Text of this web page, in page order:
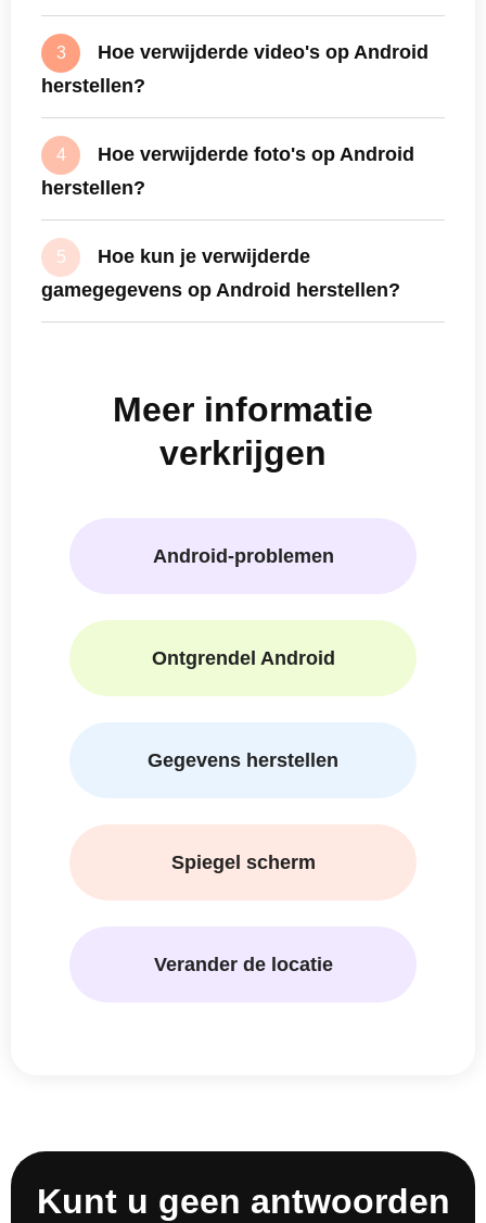
waarmee u Windows Defender Firewall
wilt uitschakelen en vink het vakje
daarvoor aan.
Way 3. Gebruik opdrachtprompt
Zoek eerst naar 'Opdrachtprompt' in het
zoekvak. Voer vervolgens de opdracht
'netsh advfirewall set allprofiles state off'
3
Hoe verwijderde video's op Android
herstellen?
4
Hoe verwijderde foto's op Android
herstellen?
5
Hoe kun je verwijderde
gamegegevens op Android herstellen?
Meer informatie
verkrijgen
Android-problemen
Ontgrendel Android
Gegevens herstellen
Spiegel scherm
Verander de locatie
Kunt u geen antwoorden